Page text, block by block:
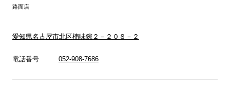
路面店
愛知県名古屋市北区楠味鋺２－２０８－２
電話番号 052-908-7686